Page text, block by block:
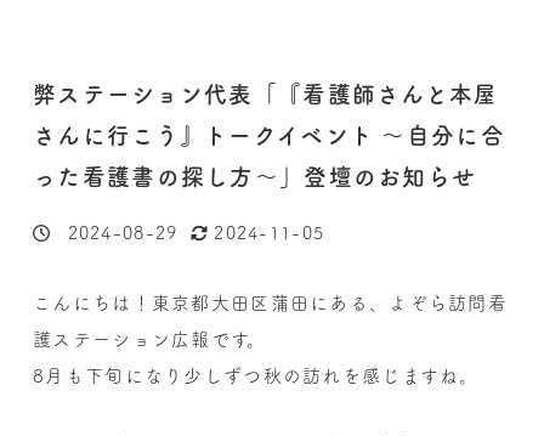
弊ステーション代表「『看護師さんと本屋
さんに行こう』トークイベント ～自分に合
った看護書の探し方～」登壇のお知らせ
2024-08-29
2024-11-05
こんにちは！東京都大田区蒲田にある、よぞら訪問看
護ステーション広報です。
8月も下旬になり少しずつ秋の訪れを感じますね。